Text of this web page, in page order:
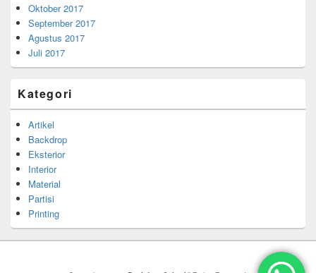
Oktober 2017
September 2017
Agustus 2017
Juli 2017
Kategori
Artikel
Backdrop
Eksterior
Interior
Material
Partisi
Printing